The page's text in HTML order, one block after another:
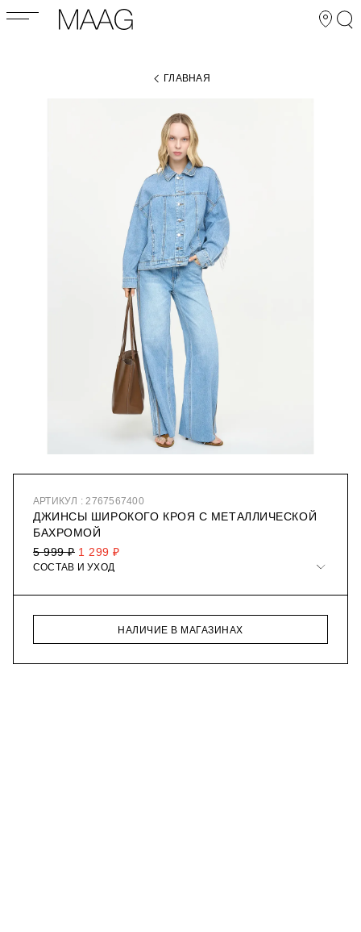
ГЛАВНАЯ
АРТИКУЛ : 2767567400
ДЖИНСЫ ШИРОКОГО КРОЯ С МЕТАЛЛИЧЕСКОЙ
БАХРОМОЙ
1 299 ₽
5 999 ₽
СОСТАВ И УХОД
НАЛИЧИЕ В МАГАЗИНАХ